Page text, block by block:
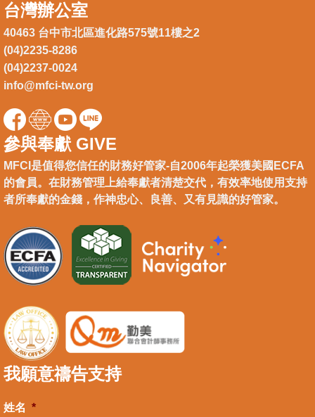
台灣辦公室
40463 台中市北區進化路575號11樓之2
(04)2235-8286
(04)2237-0024
info@mfci-tw.org
參與奉獻 GIVE
MFCI是值得您信任的財務好管家-自2006年起榮獲美國ECFA
的會員。在財務管理上給奉獻者清楚交代，有效率地使用支持
者所奉獻的金錢，作神忠心、良善、又有見識的好管家。
我願意禱告支持
姓名 *